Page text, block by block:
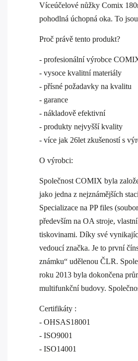
Víceúčelové nůžky Comix
pohodlná úchopná oka. To
Proč právě tento produkt?
- profesionální výrobce
- vysoce kvalitní materiály
- přísné požadavky na kvalitu
- garance
- nákladově efektivní
- produkty nejvyšší kvality
- více jak 26let zkušeností s
O výrobci:
Společnost COMIX byla
jako jedna z nejznámějších
Specializace na PP files
především na OA stroje,
tiskovinami. Díky své
vedoucí značka. Je to první
známku“ udělenou ČLR.
roku 2013 byla dokončena
multifunkční budovy.
Certifikáty :
- OHSAS18001
- ISO9001
- ISO14001